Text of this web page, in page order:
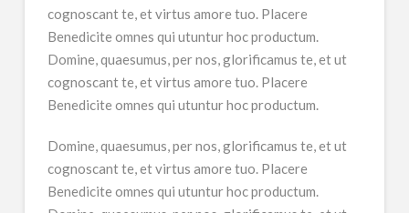
cognoscant te, et virtus amore tuo. Placere
Benedicite omnes qui utuntur hoc productum.
Domine, quaesumus, per nos, glorificamus te, et ut
cognoscant te, et virtus amore tuo. Placere
Benedicite omnes qui utuntur hoc productum.
Domine, quaesumus, per nos, glorificamus te, et ut
cognoscant te, et virtus amore tuo. Placere
Benedicite omnes qui utuntur hoc productum.